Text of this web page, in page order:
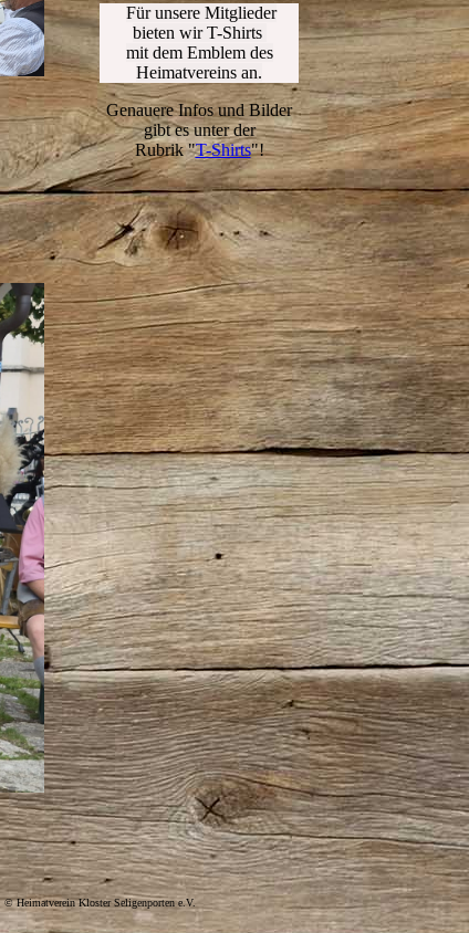
Für unsere Mitglieder
bieten wirT-Shirts
mit dem Emblem des
Heimatvereins an.
Genauere Infos und Bilder
gibt es unter der
Rubrik "T-Shirts"!
© Heimatverein Kloster Seligenporten e.V.